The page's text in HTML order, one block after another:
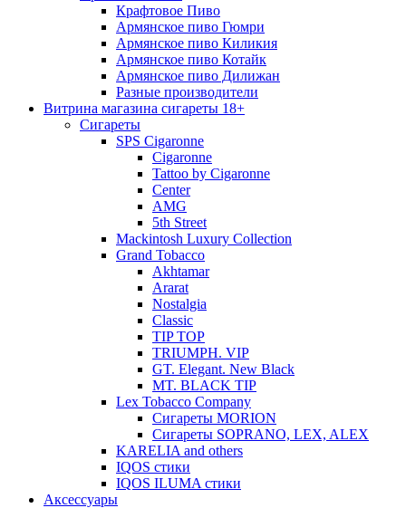
Крафтовое Пиво
Армянское пиво Гюмри
Армянское пиво Киликия
Армянское пиво Котайк
Армянское пиво Дилижан
Разные производители
Витрина магазина сигареты 18+
Cигареты
SPS Cigaronne
Сigaronne
Tattoo by Cigaronne
Center
AMG
5th Street
Mackintosh Luxury Collection
Grand Tobacco
Akhtamar
Ararat
Nostalgia
Classic
TIP TOP
TRIUMPH. VIP
GT. Elegant. New Black
MT. BLACK TIP
Lex Tobacco Company
Сигареты MORION
Сигареты SOPRANO, LEX, ALEX
KARELIA and others
IQOS стики
IQOS ILUMA стики
Аксессуары